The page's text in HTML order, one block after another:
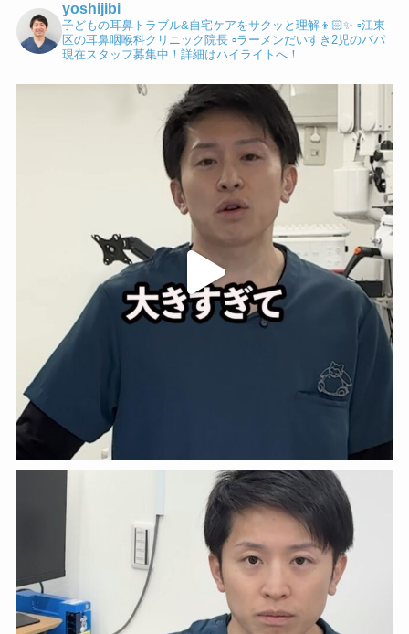
yoshijibi
子どもの耳鼻トラブル&自宅ケアをサクッと理解👦🏻✨ ▫️江東
区の耳鼻咽喉科クリニック院長▫️ラーメンだいすき2児のパパ
現在スタッフ募集中！詳細はハイライトへ！